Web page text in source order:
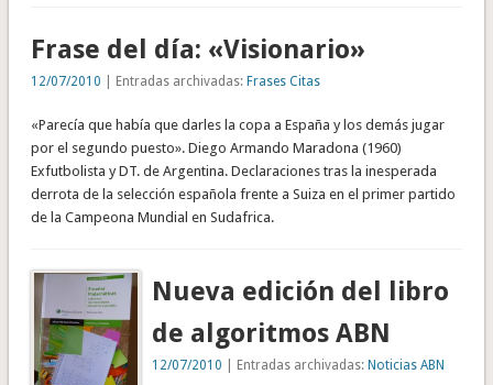
Frase del día: «Visionario»
12/07/2010 | Entradas archivadas: Frases Citas
«Parecía que había que darles la copa a España y los demás jugar
por el segundo puesto». Diego Armando Maradona (1960)
Exfutbolista y DT. de Argentina. Declaraciones tras la inesperada
derrota de la selección española frente a Suiza en el primer partido
de la Campeona Mundial en Sudafrica.
Nueva edición del libro
de algoritmos ABN
12/07/2010 | Entradas archivadas:Noticias ABN